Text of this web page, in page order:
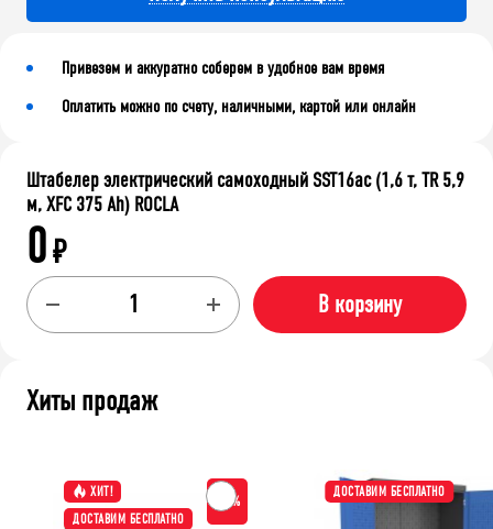
Привезем и аккуратно соберем в удобное вам время
Оплатить можно по счету, наличными, картой или онлайн
Штабелер электрический самоходный SST16ac (1,6 т, TR 5,9
м, XFC 375 Ah) ROCLA
0₽
В корзину
Хиты продаж
ХИТ!
ДОСТАВИМ БЕСПЛАТНО
-15%
ДОСТАВИМ БЕСПЛАТНО